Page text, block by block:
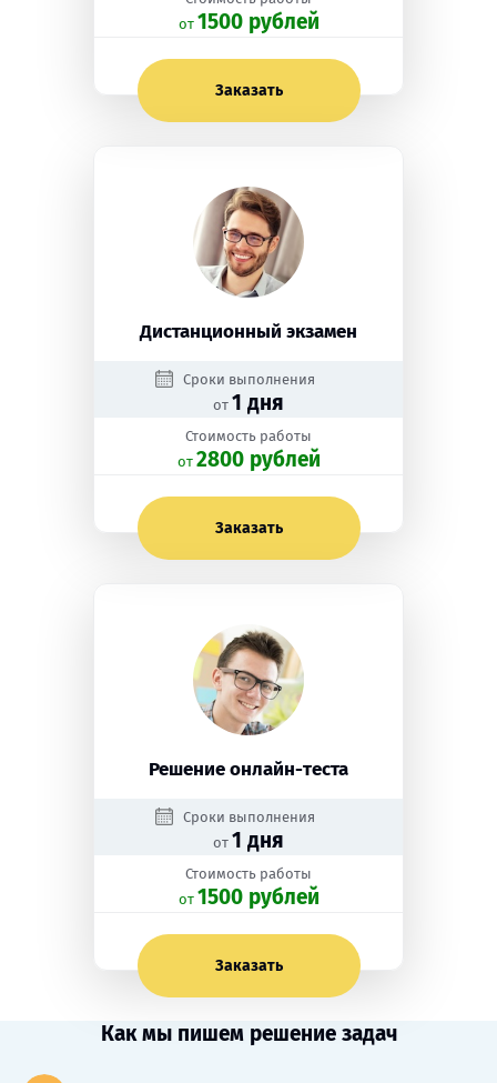
oт 1500 рублей
Заказать
Дистанционный экзамен
Сроки выполнения
от 1 дня
Стоимость работы
oт 2800 рублей
Заказать
Решение онлайн-теста
Сроки выполнения
от 1 дня
Стоимость работы
oт 1500 рублей
Заказать
Как мы пишем решение задач